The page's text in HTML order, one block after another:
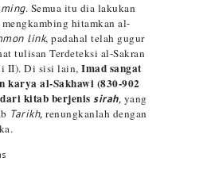
. Semua itu dia lakukan
hitamkan al-
link, padahal telah gugur
tulisan Terdeteksi al-Sakran
II). Di sisi lain, Imad sangat
karya al-Sakhawi (830-902
kitab berjenis sirah, yang
Tarikh, renungkanlah dengan